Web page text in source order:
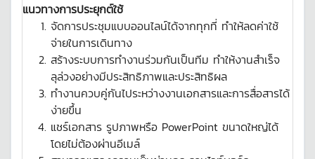
แนวทางการประยุกต์ใช้
จัดการประชุมแบบออนไลน์ได้จากทุกที่ ทำให้ลดค่าใช้
จ่ายในการเดินทาง
สร้างระบบการทำงานร่วมกันเป็นทีม ทำให้งานสำเร็จ
ลุล่วงอย่างมีประสิทธิภาพและประสิทธิผล
ทำงานควบคู่กันไประหว่างงานเอกสารและการสื่อสารได้
ง่ายขึ้น
แชร์เอกสาร รูปภาพหรือ PowerPoint ขนาดใหญ่ได้
โดยไม่ต้องผ่านอีเมล์